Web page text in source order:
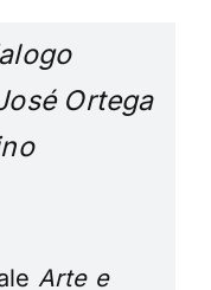
Ortega
Arte e